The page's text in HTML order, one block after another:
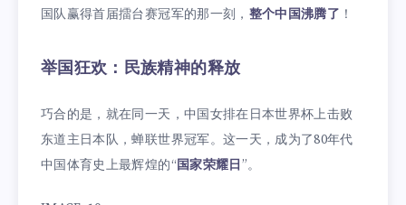
国队赢得首届擂台赛冠军的那一刻， 整个中国沸腾了 ！
举国狂欢：民族精神的释放
巧合的是，就在同一天，中国女排在日本世界杯上击败
东道主日本队，蝉联世界冠军。这一天，成为了80年代
中国体育史上最辉煌的“国家荣耀日 ”。